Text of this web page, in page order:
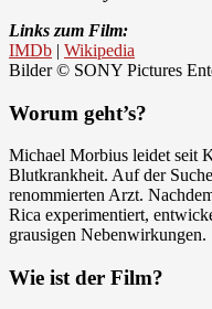
Links zum Film:
IMDb | Wikipedia
Bilder © SONY Pictures
Worum geht’s?
Michael Morbius leidet seit
Blutkrankheit. Auf der
renommierten Arzt.
Rica experimentiert,
grausigen Nebenwirkungen.
Wie ist der Film?